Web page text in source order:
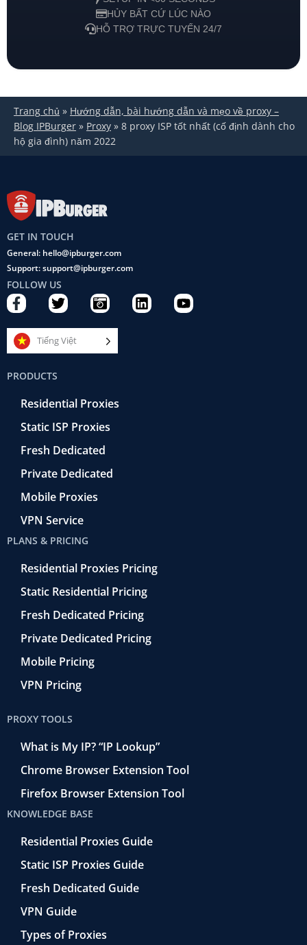
HỦY BẤT CỨ LÚC NÀO
HỖ TRỢ TRỰC TUYẾN 24/7
Trang chủ » Hướng dẫn, bài hướng dẫn và mẹo về proxy –
Blog IPBurger » Proxy » 8 proxy ISP tốt nhất (cố định dành cho
hộ gia đình) năm 2022
GET IN TOUCH
General: hello@ipburger.com
Support: support@ipburger.com
FOLLOW US
F
a
c
e
b
o
o
k
T
w
i
t
t
C
a
m
e
r
e
t
r
o
L
i
Y
o
Tiếng Việt
PRODUCTS
Residential Proxies
Static ISP Proxies
Fresh Dedicated
Private Dedicated
Mobile Proxies
VPN Service
PLANS & PRICING
Residential Proxies Pricing
Static Residential Pricing
Fresh Dedicated Pricing
Private Dedicated Pricing
Mobile Pricing
VPN Pricing
PROXY TOOLS
What is My IP? “IP Lookup”
Chrome Browser Extension Tool
Firefox Browser Extension Tool
KNOWLEDGE BASE
Residential Proxies Guide
Static ISP Proxies Guide
Fresh Dedicated Guide
VPN Guide
Types of Proxies